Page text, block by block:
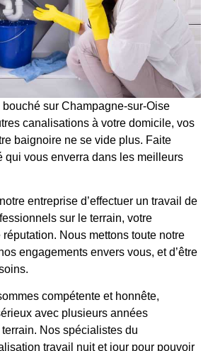
sur Champagne-sur-Oise
canalisations à votre domicile, vos
baignoire ne se vide plus. Faite
qui vous enverra dans les meilleurs
entreprise d’effectuer un travail de
sur le terrain, votre
Nous mettons toute notre
engagements envers vous, et d’être
compétente et honnête,
avec plusieurs années
Nos spécialistes du
travail nuit et jour pour pouvoir